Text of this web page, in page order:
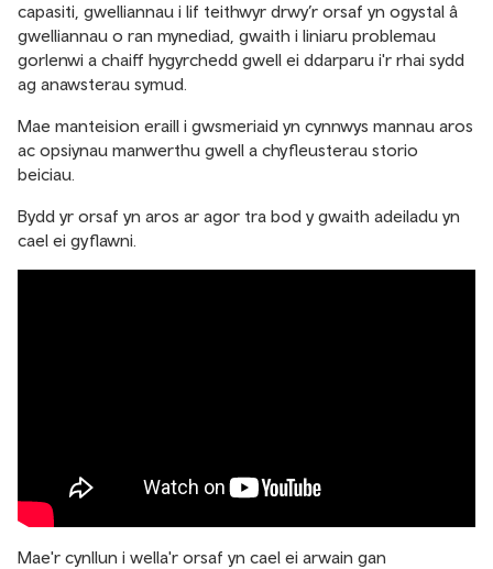
capasiti, gwelliannau i lif teithwyr drwy’r orsaf yn ogystal â
gwelliannau o ran mynediad, gwaith i liniaru problemau
gorlenwi a chaiff hygyrchedd gwell ei ddarparu i'r rhai sydd
ag anawsterau symud.
Mae manteision eraill i gwsmeriaid yn cynnwys mannau aros
ac opsiynau manwerthu gwell a chyfleusterau storio
beiciau.
Bydd yr orsaf yn aros ar agor tra bod y gwaith adeiladu yn
cael ei gyflawni.
Mae'r cynllun i wella'r orsaf yn cael ei arwain gan